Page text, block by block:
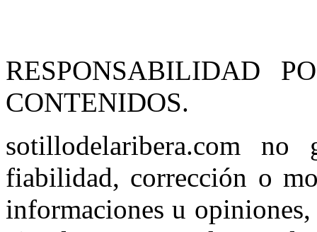
RESPONSABILIDAD
CONTENIDOS.
sotillodelaribera.com no
fiabilidad, corrección o
informaciones u